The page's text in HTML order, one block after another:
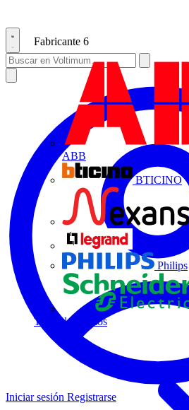
Fabricante 6
ABB
BTICINO
Philips
Todos los socios
Iniciar sesión Registrarse